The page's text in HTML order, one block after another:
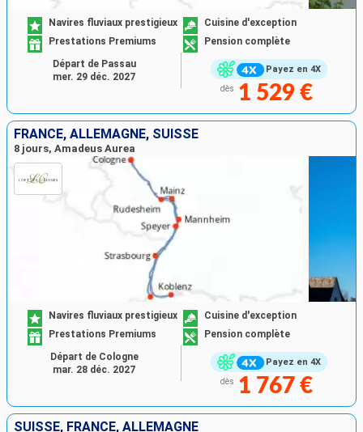
Payez en 4X
Navires fluviaux prestigieux
Cuisine d'exception
Prestations Premiums
Pension complète
dès 1 529 €
Départ de Passau
mer. 29 déc. 2027
FRANCE, ALLEMAGNE, SUISSE
8 jours, Amadeus Aurea
Payez en 4X
Navires fluviaux prestigieux
Cuisine d'exception
Prestations Premiums
Pension complète
dès 1 767 €
Départ de Cologne
mar. 28 déc. 2027
SUISSE, FRANCE, ALLEMAGNE